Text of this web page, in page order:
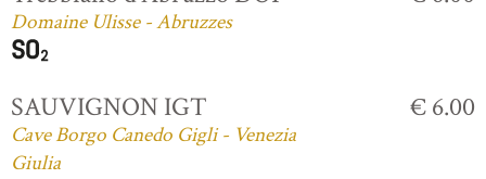
Domaine Ulisse - Abruzzes
SAUVIGNON IGT
Cave Borgo Canedo Gigli - Venezia
Giulia
€ 6.00